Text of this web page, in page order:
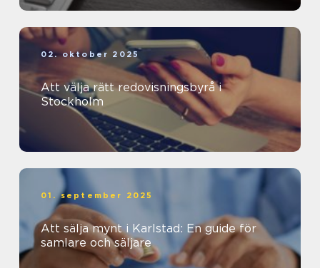
02. oktober 2025
Att välja rätt redovisningsbyrå i
Stockholm
01. september 2025
Att sälja mynt i Karlstad: En guide för
samlare och säljare